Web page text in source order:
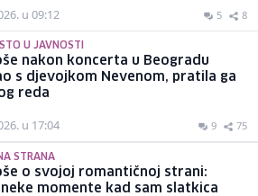
u 09:12 5 8
U JAVNOSTI
nakon koncerta u Beogradu
s djevojkom Nevenom, pratila ga
reda
u 17:04 9 75
STRANA
o svojoj romantičnoj strani:
neke momente kad sam slatkica